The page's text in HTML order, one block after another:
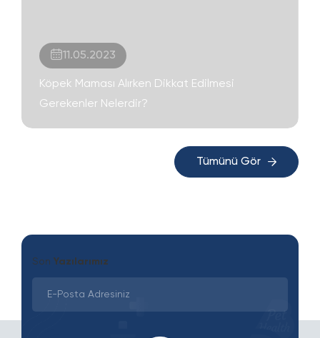
11.05.2023
Köpek Maması Alırken Dikkat Edilmesi
Gerekenler Nelerdir?
Tümünü Gör
Son Yazılarımız